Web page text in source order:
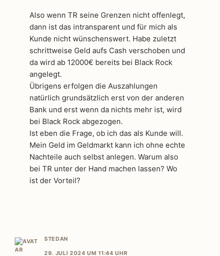
Also wenn TR seine Grenzen nicht offenlegt,
dann ist das intransparent und für mich als
Kunde nicht wünschenswert. Habe zuletzt
schrittweise Geld aufs Cash verschoben und
da wird ab 12000€ bereits bei Black Rock
angelegt.
Übrigens erfolgen die Auszahlungen
natürlich grundsätzlich erst von der anderen
Bank und erst wenn da nichts mehr ist, wird
bei Black Rock abgezogen.
Ist eben die Frage, ob ich das als Kunde will.
Mein Geld im Geldmarkt kann ich ohne echte
Nachteile auch selbst anlegen. Warum also
bei TR unter der Hand machen lassen? Wo
ist der Vorteil?
STEDAN
29. JULI 2024 UM 11:44 UHR